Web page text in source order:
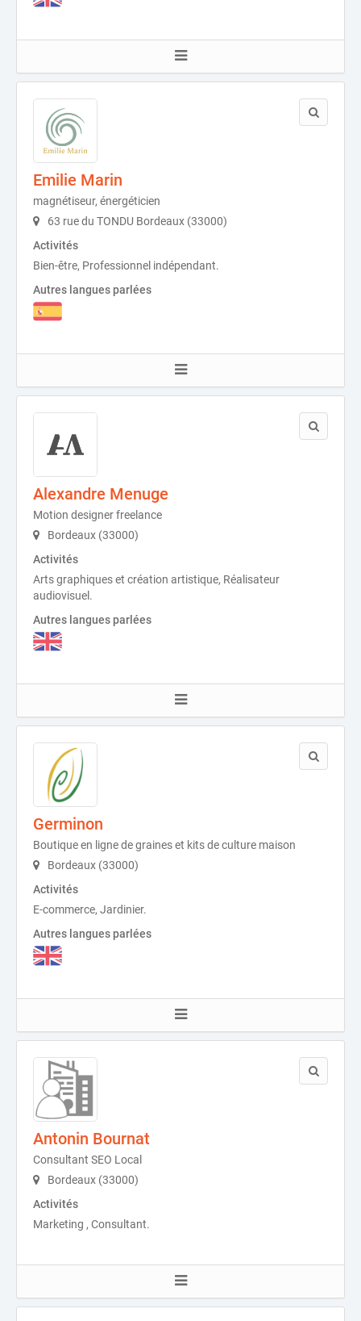
Emilie Marin
magnétiseur, énergéticien
63 rue du TONDU Bordeaux (33000)
Activités
Bien-être, Professionnel indépendant.
Autres langues parlées
Alexandre Menuge
Motion designer freelance
Bordeaux (33000)
Activités
Arts graphiques et création artistique, Réalisateur
audiovisuel.
Autres langues parlées
Germinon
Boutique en ligne de graines et kits de culture maison
Bordeaux (33000)
Activités
E-commerce, Jardinier.
Autres langues parlées
Antonin Bournat
Consultant SEO Local
Bordeaux (33000)
Activités
Marketing , Consultant.